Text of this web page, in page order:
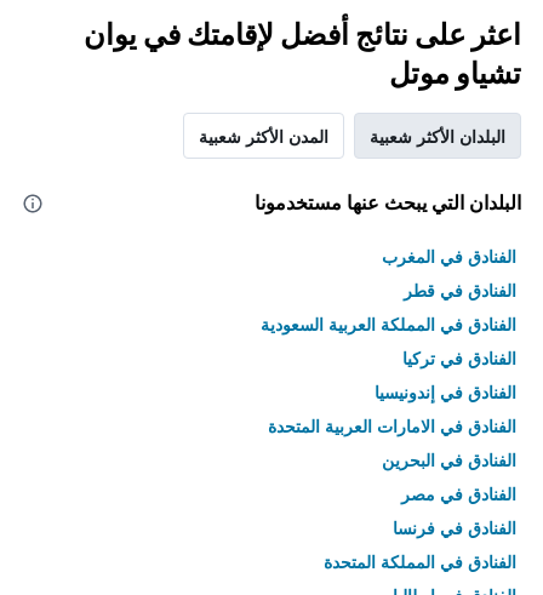
اعثر على نتائج أفضل لإقامتك في يوان
تشياو موتل
البلدان الأكثر شعبية المدن الأكثر شعبية
البلدان التي يبحث عنها مستخدمونا
الفنادق في المغرب
الفنادق في قطر
الفنادق في المملكة العربية السعودية
الفنادق في تركيا
الفنادق في إندونيسيا
الفنادق في الامارات العربية المتحدة
الفنادق في البحرين
الفنادق في مصر
الفنادق في فرنسا
الفنادق في المملكة المتحدة